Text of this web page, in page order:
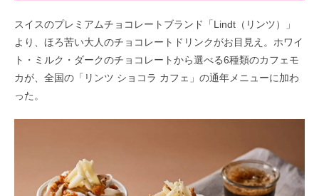
スイスのプレミアムチョコレートブランド「Lindt（リンツ）」
より、ほろ苦い大人のチョコレートドリンクがお目見え。ホワイ
ト・ミルク・ダークのチョコレートから選べる6種類のカフェモ
カが、全国の「リンツ ショコラ カフェ」の通年メニューに加わ
った。